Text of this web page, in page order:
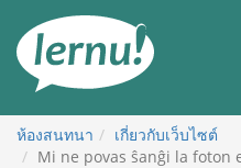
สารบัญ
ห้องสนทนา
เกี่ยวกับเว็บไซต์
Mi ne povas ŝanĝi la foton